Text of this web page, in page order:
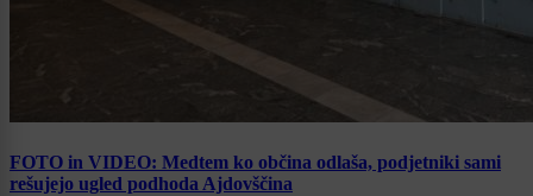
FOTO in VIDEO: Medtem ko občina odlaša, podjetniki sami
rešujejo ugled podhoda Ajdovščina